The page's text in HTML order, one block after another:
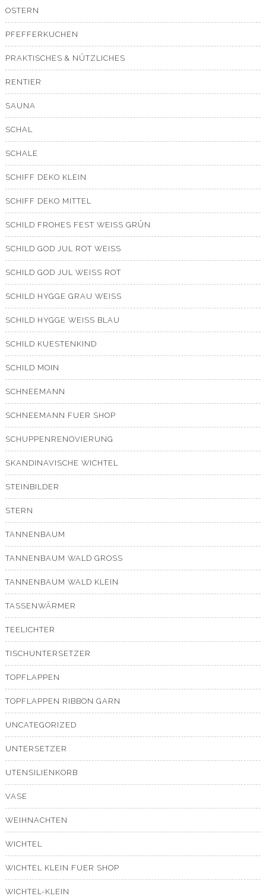
OSTERN
PFEFFERKUCHEN
PRAKTISCHES & NÜTZLICHES
RENTIER
SAUNA
SCHAL
SCHALE
SCHIFF DEKO KLEIN
SCHIFF DEKO MITTEL
SCHILD FROHES FEST WEISS GRÜN
SCHILD GOD JUL ROT WEISS
SCHILD GOD JUL WEISS ROT
SCHILD HYGGE GRAU WEISS
SCHILD HYGGE WEISS BLAU
SCHILD KUESTENKIND
SCHILD MOIN
SCHNEEMANN
SCHNEEMANN FUER SHOP
SCHUPPENRENOVIERUNG
SKANDINAVISCHE WICHTEL
STEINBILDER
STERN
TANNENBAUM
TANNENBAUM WALD GROSS
TANNENBAUM WALD KLEIN
TASSENWÄRMER
TEELICHTER
TISCHUNTERSETZER
TOPFLAPPEN
TOPFLAPPEN RIBBON GARN
UNCATEGORIZED
UNTERSETZER
UTENSILIENKORB
VASE
WEIHNACHTEN
WICHTEL
WICHTEL KLEIN FUER SHOP
WICHTEL-KLEIN